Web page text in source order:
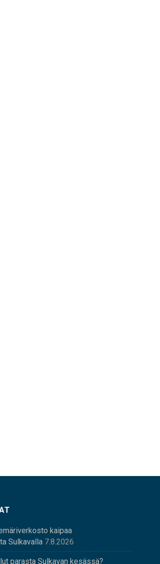
kaipaa
Sulkavalla 7.8.2026
parasta Sulkavan kesässä?